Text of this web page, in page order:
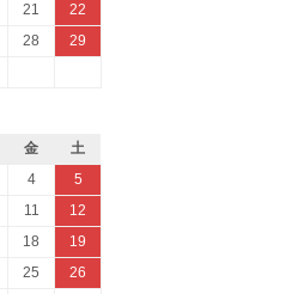
21
22
28
29
金
土
4
5
11
12
18
19
25
26